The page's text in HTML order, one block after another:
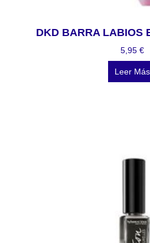
DKD BARRA LABIOS
5,95 €
Leer Más